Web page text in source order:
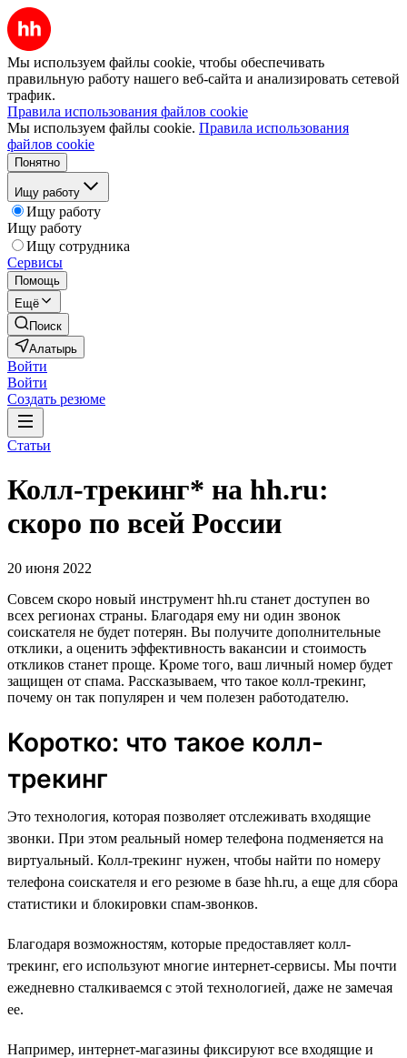
Мы используем файлы cookie, чтобы обеспечивать
правильную работу нашего веб-сайта и анализировать сетевой
трафик.
Правила использования файлов cookie
Мы используем файлы cookie. Правила использования
файлов cookie
Понятно
Ищу работу
Ищу работу
Ищу работу
Ищу сотрудника
Сервисы
Помощь
Ещё
Поиск
Алатырь
Войти
Войти
Создать резюме
Статьи
Колл-трекинг* на hh.ru:
скоро по всей России
20 июня 2022
Совсем скоро новый инструмент hh.ru станет доступен во
всех регионах страны. Благодаря ему ни один звонок
соискателя не будет потерян. Вы получите дополнительные
отклики, а оценить эффективность вакансии и стоимость
откликов станет проще. Кроме того, ваш личный номер будет
защищен от спама. Рассказываем, что такое колл-трекинг,
почему он так популярен и чем полезен работодателю.
Коротко: что такое колл-
трекинг
Это технология, которая позволяет отслеживать входящие
звонки. При этом реальный номер телефона подменяется на
виртуальный. Колл-трекинг нужен, чтобы найти по номеру
телефона соискателя и его резюме в базе hh.ru, а еще для сбора
статистики и блокировки спам-звонков.
Благодаря возможностям, которые предоставляет колл-
трекинг, его используют многие интернет-сервисы. Мы почти
ежедневно сталкиваемся с этой технологией, даже не замечая
ее.
Например, интернет-магазины фиксируют все входящие и